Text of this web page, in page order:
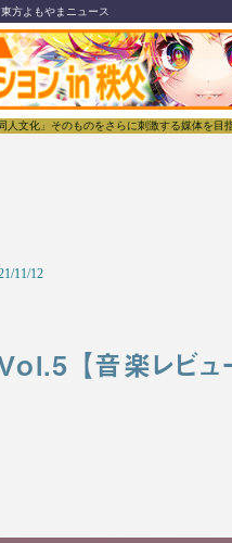
東方よもやまニュース
ものをさらに刺激する媒体を目指し、創刊
11/12
【音楽レビ